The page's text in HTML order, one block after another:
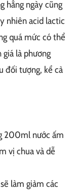
hằng ngày cũng
nhiên acid lactic
quá mức có thể
là phương
đối tượng, kể cả
200ml nước ấm
vị chua và dễ
làm giảm các